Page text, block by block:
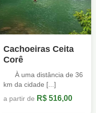
Cachoeiras Ceita
Corê
À uma distância de 36
km da cidade [...]
a partir de R$ 516,00